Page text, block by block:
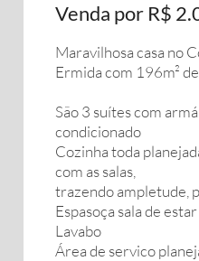
Venda por R$
Maravilhosa casa no
Ermida com 196m²
São 3 suítes com
condicionado
Cozinha toda
com as salas,
trazendo ampletude,
Espasoça sala de estar
Lavabo
Área de servico